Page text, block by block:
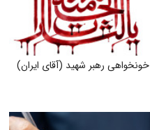
خونخواهی رهبر شهید (آقای ایران)